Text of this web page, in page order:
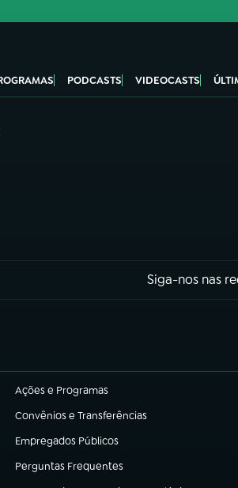
PODCASTS VIDEOCASTS
Siga-nos nas
Ações e Programas
(abre em nova aba)
Convênios e Transferências
(abre em nova aba)
Empregados Públicos
(abre em nova aba)
Perguntas Frequentes
(abre em nova aba)